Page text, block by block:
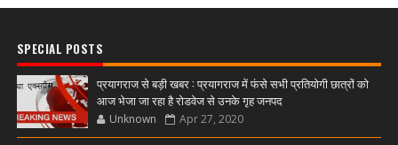
SPECIAL POSTS
प्रयागराज से बड़ी खबर : प्रयागराज में फंसे सभी प्रतियोगी छात्रों को
आज भेजा जा रहा है रोडवेज से उनके गृह जनपद
Unknown Apr 27, 2020